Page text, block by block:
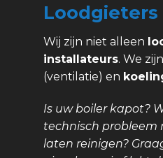
Wij zijn niet alleen
installateurs. We
(ventilatie) en
Is uw boiler kapot?
technisch probleem
laten reinigen?